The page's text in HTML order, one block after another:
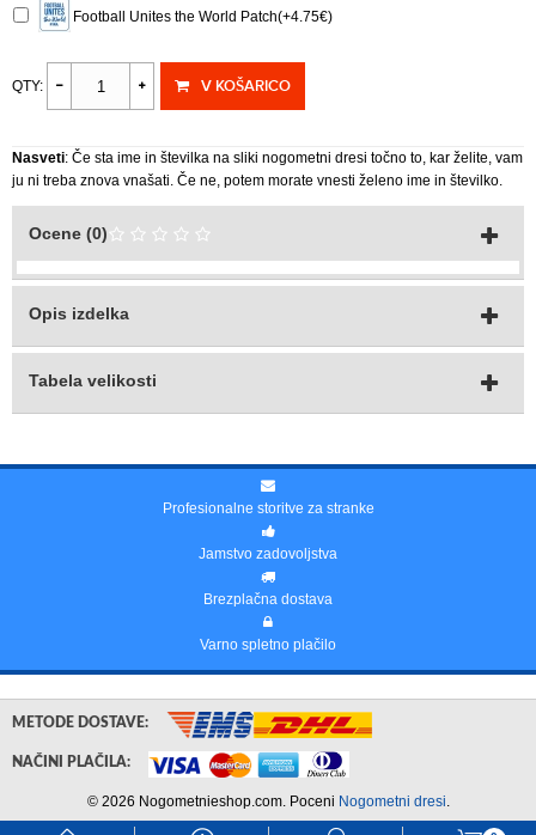
Football Unites the World Patch(+4.75€)
QTY: V KOŠARICO
Nasveti: Če sta ime in številka na sliki nogometni dresi točno to, kar želite, vam
ju ni treba znova vnašati. Če ne, potem morate vnesti želeno ime in številko.
Ocene (0)
Opis izdelka
Tabela velikosti
Profesionalne storitve za stranke
Jamstvo zadovoljstva
Brezplačna dostava
Varno spletno plačilo
METODE DOSTAVE:
NAČINI PLAČILA:
© 2026 Nogometnieshop.com. Poceni Nogometni dresi.